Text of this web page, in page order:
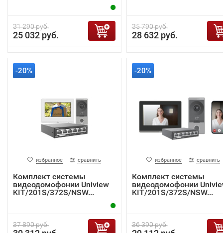
31 290 руб.
25 032 руб.
35 790 руб.
28 632 руб.
-20%
избранное сравнить
Комплект системы
видеодомофонии Uniview
KIT/201S/372S/NSW...
37 890 руб.
-20%
избранное сравнить
Комплект системы
видеодомофонии
KIT/201S/372S/NSW...
36 390 руб.